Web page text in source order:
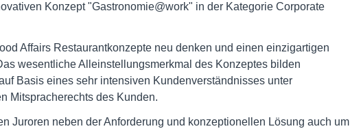
Konzept "Gastronomie@work" in der Kategorie Corporate
Affairs Restaurantkonzepte neu denken und einen einzigartigen
wesentliche Alleinstellungsmerkmal des Konzeptes bilden
Basis eines sehr intensiven Kundenverständnisses unter
Mitspracherechts des Kunden.
Juroren neben der Anforderung und konzeptionellen Lösung auch um